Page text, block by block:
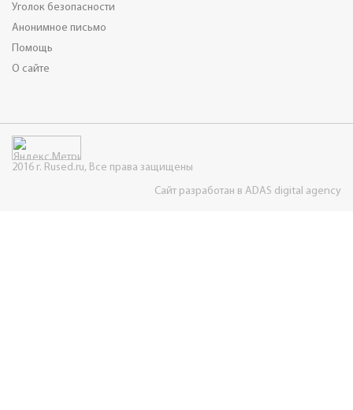
Уголок безопасности
Анонимное письмо
Помощь
О сайте
2016 г. Rused.ru, Все права защищены
Сайт разработан в ADAS digital agency